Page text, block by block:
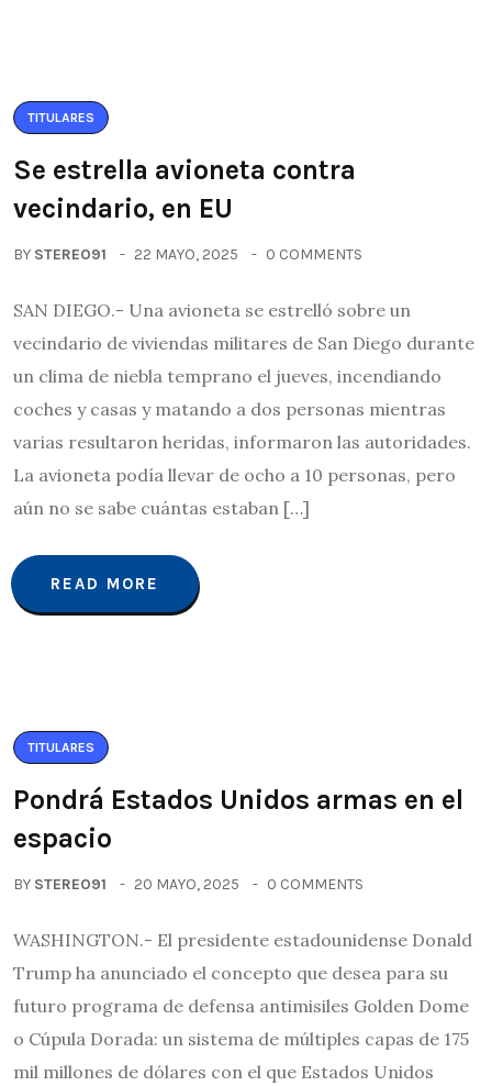
TITULARES
Se estrella avioneta contra
vecindario, en EU
BY STEREO91 22 MAYO, 2025 0 COMMENTS
SAN DIEGO.- Una avioneta se estrelló sobre un
vecindario de viviendas militares de San Diego durante
un clima de niebla temprano el jueves, incendiando
coches y casas y matando a dos personas mientras
varias resultaron heridas, informaron las autoridades.
La avioneta podía llevar de ocho a 10 personas, pero
aún no se sabe cuántas estaban […]
READ MORE
TITULARES
Pondrá Estados Unidos armas en el
espacio
BY STEREO91 20 MAYO, 2025 0 COMMENTS
WASHINGTON.- El presidente estadounidense Donald
Trump ha anunciado el concepto que desea para su
futuro programa de defensa antimisiles Golden Dome
o Cúpula Dorada: un sistema de múltiples capas de 175
mil millones de dólares con el que Estados Unidos